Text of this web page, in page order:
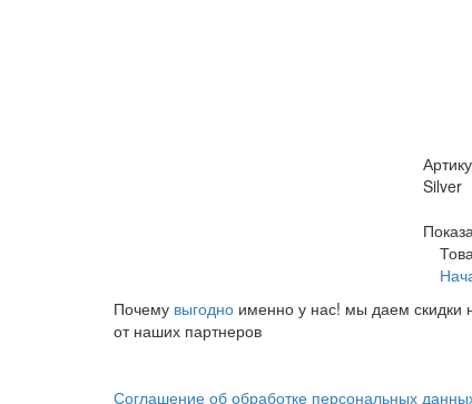
Silver
Почему выгодно именно у нас! мы даем скидки
от наших партнеров
Соглашение об обработке персональных